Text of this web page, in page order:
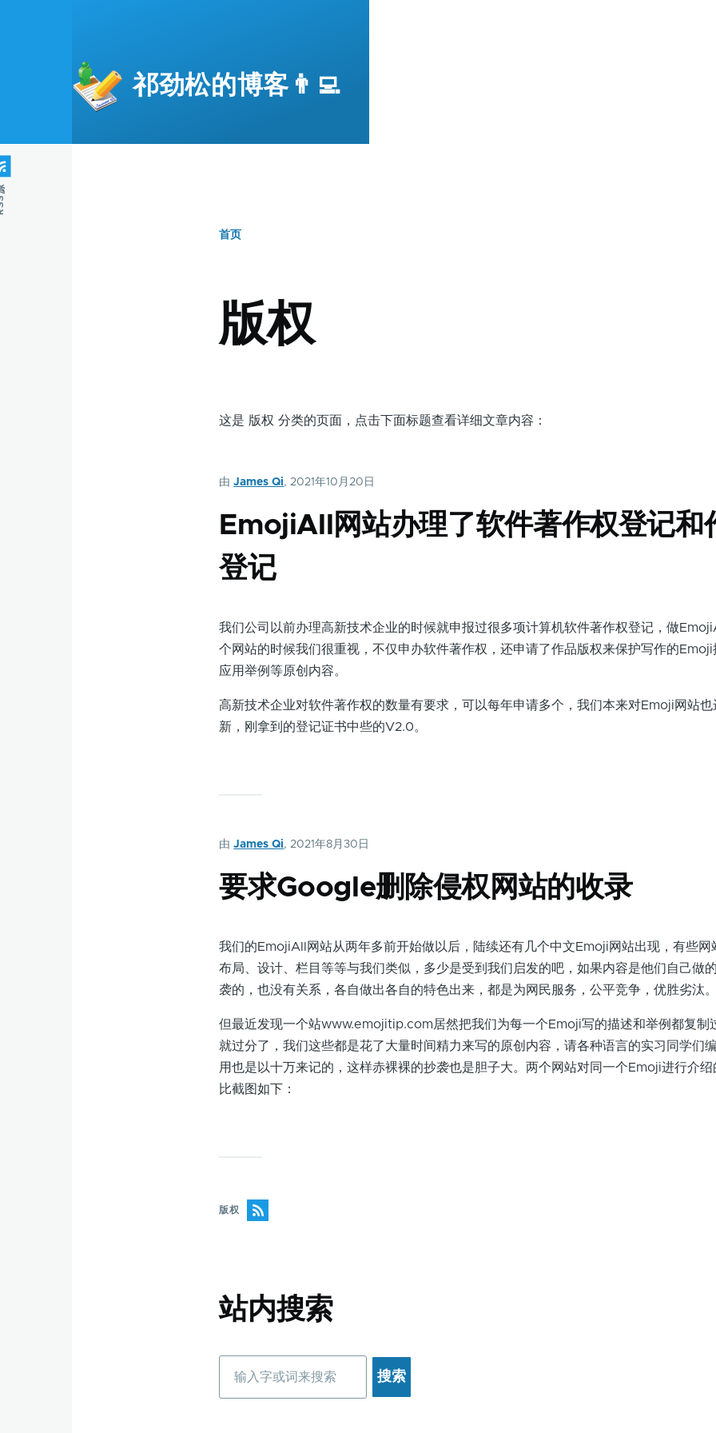
祁劲松的博客👨‍💻
包
屑
首页
版权
这是 版权 分类的页面，点击下面标题查看详细文章内容：
由James Qi, 2021年10月20日
EmojiAll网站办理了软件著作权登记和
登记
我们公司以前办理高新技术企业的时候就申报过很多项计算机软件著作权登记，做
个网站的时候我们很重视，不仅申办软件著作权，还申请了作品版权来保护写作的
应用举例等原创内容。
高新技术企业对软件著作权的数量有要求，可以每年申请多个，我们本来对Emoji网站也
新，刚拿到的登记证书中些的V2.0。
由James Qi, 2021年8月30日
要求Google删除侵权网站的收录
我们的EmojiAll网站从两年多前开始做以后，陆续还有几个中文Emoji网站出现，有些网
布局、设计、栏目等等与我们类似，多少是受到我们启发的吧，如果内容是他们自己做
袭的，也没有关系，各自做出各自的特色出来，都是为网民服务，公平竞争，优胜劣汰
但最近发现一个站www.emojitip.com居然把我们为每一个Emoji写的描述和举例都复制
就过分了，我们这些都是花了大量时间精力来写的原创内容，请各种语言的实习同学们
用也是以十万来记的，这样赤裸裸的抄袭也是胆子大。两个网站对同一个Emoji进行介
比截图如下：
版权
站内搜索